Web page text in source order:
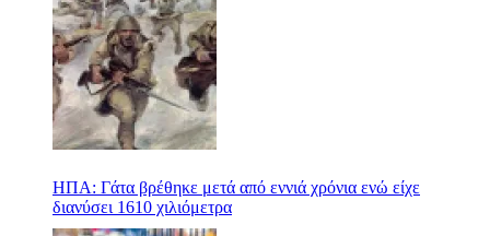
ΗΠΑ: Γάτα βρέθηκε μετά από εννιά χρόνια ενώ είχε
διανύσει 1610 χιλιόμετρα